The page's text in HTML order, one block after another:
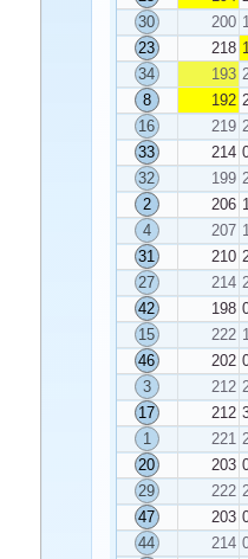
30
200
23
218
34
193
8
192
16
219
33
214
32
199
2
206
4
207
31
210
27
214
42
198
15
222
46
202
3
212
17
212
1
221
20
203
29
222
47
203
44
214